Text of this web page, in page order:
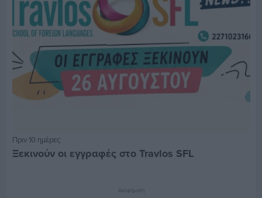
Πριν 10 ημέρες
Ξεκινούν οι εγγραφές στο Travlos SFL
Διαφήμιση